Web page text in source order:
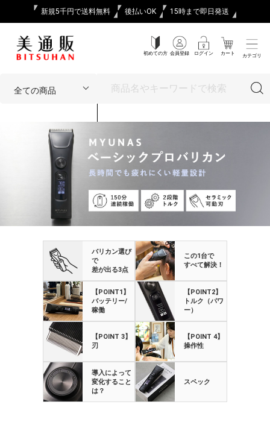
新規5千円で送料無料 後払いOK 15時まで即日発送
初めての方 会員登録 ログイン カート カテゴリ
バリカン選び
で
差が出る3点
この1台で
すべて解決！
【POINT1】
バッテリー/
稼働
【POINT2】
トルク（パワ
ー）
【POINT 3】
刃
【POINT 4】
操作性
導入によって
変化すること
は？
スペック